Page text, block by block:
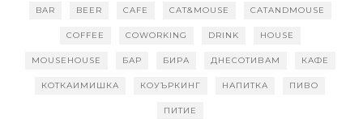
BAR BEER CAFE CAT&MOUSE CATANDMOUSE
COFFEE COWORKING DRINK HOUSE
MOUSEHOUSE БАР БИРА ДНЕСОТИВАМ КАФЕ
КОТКАИМИШКА КОУЪРКИНГ НАПИТКА ПИВО
ПИТИЕ